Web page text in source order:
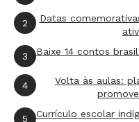
2
Datas
3 Baixe 14 contos
4
Volta às aulas:
5 Currículo escolar